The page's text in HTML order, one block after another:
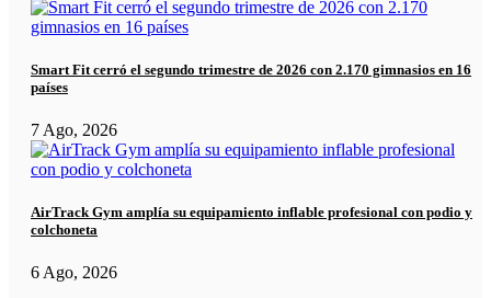
Smart Fit cerró el segundo trimestre de 2026 con 2.170 gimnasios en 16
países
7 Ago, 2026
AirTrack Gym amplía su equipamiento inflable profesional con podio y
colchoneta
6 Ago, 2026